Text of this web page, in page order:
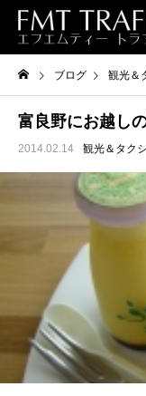
ブログ 観光＆
富良野にお越し
2014.02.14 観光＆タク